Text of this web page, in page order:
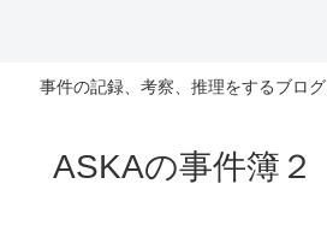
事件の記録、考察、推理をするブログ
ASKAの事件簿２